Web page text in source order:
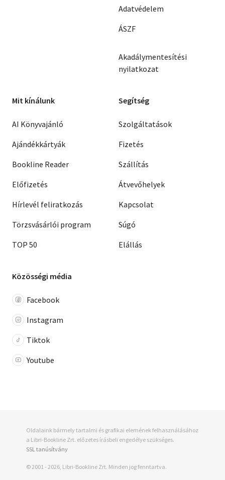
Adatvédelem
ÁSZF
Akadálymentesítési
nyilatkozat
Mit kínálunk
AI Könyvajánló
Ajándékkártyák
Bookline Reader
Előfizetés
Hírlevél feliratkozás
Törzsvásárlói program
TOP 50
Segítség
Szolgáltatások
Fizetés
Szállítás
Átvevőhelyek
Kapcsolat
Súgó
Elállás
Közösségi média
Facebook
Instagram
Tiktok
Youtube
Oldalaink bármely tartalmi és grafikai elemének felhasználásához
a Libri-Bookline Zrt. előzetes írásbeli engedélye szükséges.
SSL tanúsítvány
© 2001 - 2026, Libri-Bookline Zrt. Minden jog fenntartva.